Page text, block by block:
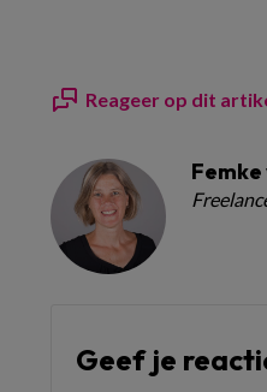
Reageer op dit
Femke
Geef je